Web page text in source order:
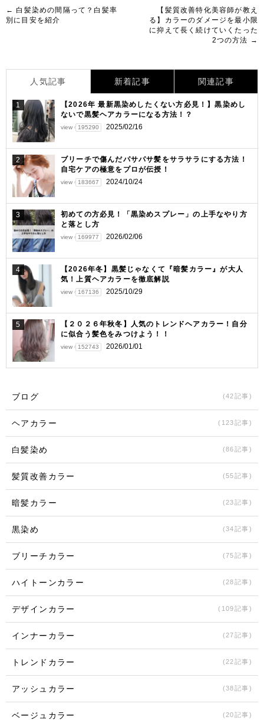
投
ビ
ー
シ
ョ
ン
← 白髪染めの間隔って？白髪率
別に目安を紹介
【髪質改善特化美容師が教え
る】カラーのダメージを最小限
に抑えて長く続けていくたった
2つの方法 →
人気記事 新着記事 関連記事
1
【2026年 最新黒染めしたくない方必見！】黒染めし
ないで黒髪ヘアカラーになる方法！？
view 195290 2025/02/16
2
ブリーチで傷んだパサパサ髪をサラサラにする方法！
自宅ケアの極意をプロが伝授！
view 183667 2024/10/24
3
初めての方必見！「黒染めスプレー」の上手なやり方
と落とし方
view 169977 2026/02/06
4
【2026年冬】黒髪じゃなくて『暗髪カラー』が大人
気！上質ヘアカラーを徹底解説
view 167136 2025/10/29
5
【２０２６年秋冬】人気のトレンドヘアカラー！自分
に似合う髪色をみつけよう！！
view 152743 2026/01/01
ブログ (42記事)
ヘアカラー (123記事)
白髪染め (86記事)
髪質改善カラー (55記事)
暗髪カラー (23記事)
黒染め (34記事)
ブリーチカラー (75記事)
ハイトーンカラー (28記事)
デザインカラー (109記事)
インナーカラー (27記事)
トレンドカラー (22記事)
アッシュカラー (38記事)
ベージュカラー (20記事)